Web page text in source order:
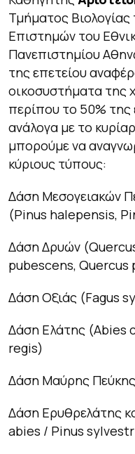
Τμήματος
Επιστημών του
Πανεπιστημίου
της επετείου
οικοσυστήματα της
περίπου το 50% της
ανάλογα με το
μπορούμε να
κύριους τύπους:
Δάση Μεσογειακών
(Pinus halepensis,
Δάση Δρυών (
pubescens, Quercus
Δάση Οξιάς (Fagus
Δάση Ελάτης (Abies
regis)
Δάση Μαύρης
Δάση Ερυθρελάτης
abies / Pinus